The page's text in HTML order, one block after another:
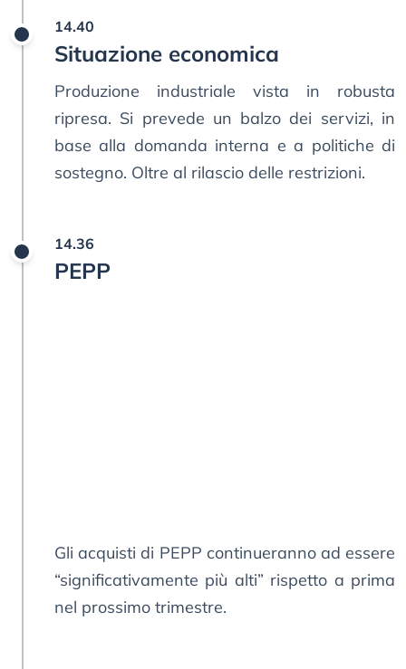
14.40
Situazione economica
Produzione industriale vista in robusta
ripresa. Si prevede un balzo dei servizi, in
base alla domanda interna e a politiche di
sostegno. Oltre al rilascio delle restrizioni.
14.36
PEPP
Gli acquisti di PEPP continueranno ad essere
“significativamente più alti” rispetto a prima
nel prossimo trimestre.